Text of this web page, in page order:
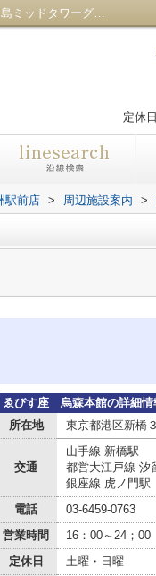
ゑびす座 烏森本館情報ページ｜センチュリー21ロータスアセットパートナーズ月島ミッドタワーグランド店・豊洲駅前店
定休
駅前店 > 周辺施設案内 >
ゑびす座 烏森本館の詳細情
所在地
東京都港区新橋
交通
山手線 新橋駅
都営大江戸線 汐
銀座線 虎ノ門駅
電話
03-6459-0763
営業時間
16：00～24；00
定休日
土曜・日曜